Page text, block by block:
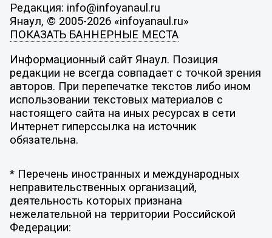
Редакция: info@infoyanaul.ru
Янаул, © 2005-2026 «infoyanaul.ru»
ПОКАЗАТЬ БАННЕРНЫЕ МЕСТА
Информационный сайт Янаул. Позиция
редакции не всегда совпадает с точкой зрения
авторов. При перепечатке текстов либо ином
использовании текстовых материалов с
настоящего сайта на иных ресурсах в сети
Интернет гиперссылка на источник
обязательна.
* Перечень иностранных и международных
неправительственных организаций,
деятельность которых признана
нежелательной на территории Российской
Федерации: